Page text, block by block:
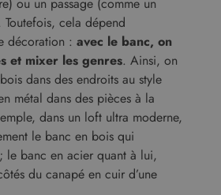
cela dépend
décoration : avec le banc, on
et mixer les genres. Ainsi, on
dans des endroits au style
métal dans des pièces à la
dans un loft ultra moderne,
le banc en bois qui
le banc en acier quant à lui,
du canapé en cuir d’une